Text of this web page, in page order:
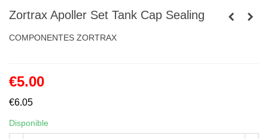
Zortrax Apoller Set Tank Cap Sealing
COMPONENTES ZORTRAX
€5.00
€6.05
Disponible